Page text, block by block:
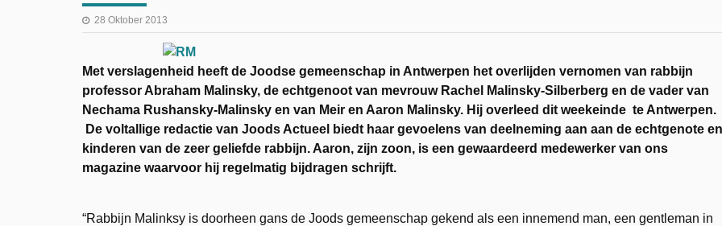
28 Oktober 2013
Met verslagenheid heeft de Joodse gemeenschap in Antwerpen het overlijden vernomen van rabbijn
professor Abraham Malinsky, de echtgenoot van mevrouw Rachel Malinsky-Silberberg en de vader van
Nechama Rushansky-Malinsky en van Meir en Aaron Malinsky. Hij overleed dit weekeinde te Antwerpen.
De voltallige redactie van Joods Actueel biedt haar gevoelens van deelneming aan aan de echtgenote en
kinderen van de zeer geliefde rabbijn. Aaron, zijn zoon, is een gewaardeerd medewerker van ons
magazine waarvoor hij regelmatig bijdragen schrijft.
“Rabbijn Malinksy is doorheen gans de Joods gemeenschap gekend als een innemend man, een gentleman in